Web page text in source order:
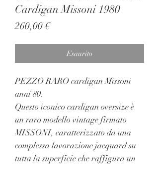
Cardigan Missoni 1980
260,00 €Prezzo
Esaurito
PEZZO RARO cardigan Missoni
anni 80.
Questo iconico cardigan oversize è
un raro modello vintage firmato
MISSONI, caratterizzato da una
complessa lavorazione jacquard su
tutta la superficie che raffigura un